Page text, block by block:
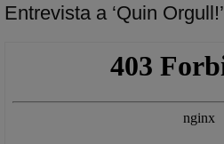
Entrevista a ‘Quin Orgull!’